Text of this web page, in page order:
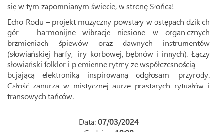
się w tym zapomnianym świecie, w stronę Słońca!
Echo Rodu – projekt muzyczny powstały w ostępach dzikich
gór – harmonijne wibracje niesione w organicznych
brzmieniach śpiewów oraz dawnych instrumentów
(słowiańskiej harfy, liry korbowej, bębnów i innych). Łączy
słowiański folklor i plemienne rytmy ze współczesnością –
bujającą elektroniką inspirowaną odgłosami przyrody.
Całość zanurza w mistycznej aurze prastarych rytuałów i
transowych tańców.
Data:07/03/2024